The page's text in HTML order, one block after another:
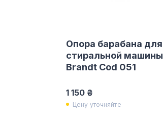
Опора барабана для
стиральной машины
Brandt Cod 051
1 150 ₴
Цену уточняйте